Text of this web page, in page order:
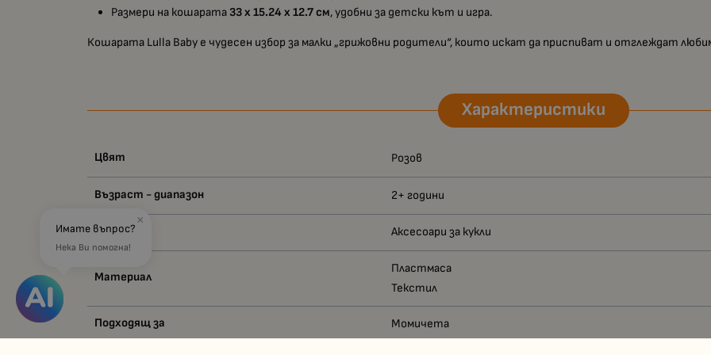
Размери на кошарата 33 х 15.24 х 12.7 см, удобни за детски кът и игра.
Кошарата Lulla Baby е чудесен избор за малки „грижовни родители“, които искат да приспиват и отглеждат
Характеристики
Цвят Розов
Възраст - диапазон 2+ години
Вид Аксесоари за кукли
Материал
Пластмаса
Текстил
Подходящ за Момичета
×
Имате въпрос?
Нека Ви помогна!